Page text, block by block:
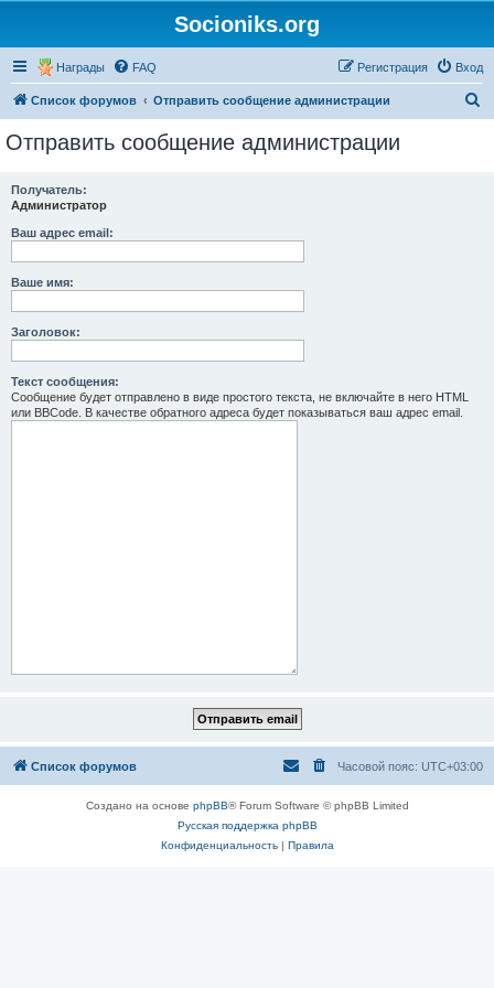
Socioniks.org
Награды FAQ Вход
Регистрация
Список форумов Отправить сообщение администрации
Отправить сообщение администрации
Получатель:
Администратор
Ваш адрес email:
Ваше имя:
Заголовок:
Текст сообщения:
Сообщение будет отправлено в виде простого текста, не включайте в него HTML
или BBCode. В качестве обратного адреса будет показываться ваш адрес email.
Список форумов Часовой пояс: UTC+03:00
Создано на основе phpBB® Forum Software © phpBB Limited
Русская поддержка phpBB
Конфиденциальность| Правила